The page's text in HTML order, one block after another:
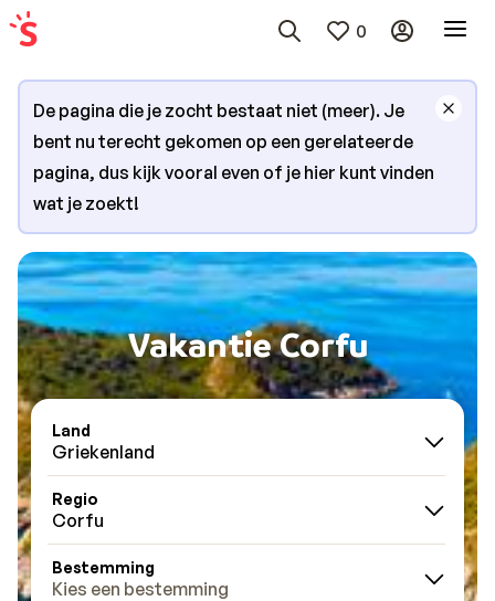
0
De pagina die je zocht bestaat niet (meer). Je
bent nu terecht gekomen op een gerelateerde
pagina, dus kijk vooral even of je hier kunt vinden
wat je zoekt!
Vakantie Corfu
Land
Griekenland
Regio
Corfu
Bestemming
Kies een bestemming